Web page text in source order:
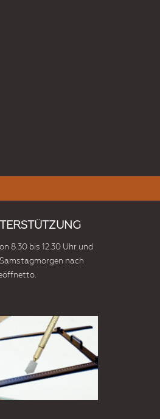
8.30 bis 12.30 Uhr und
nach